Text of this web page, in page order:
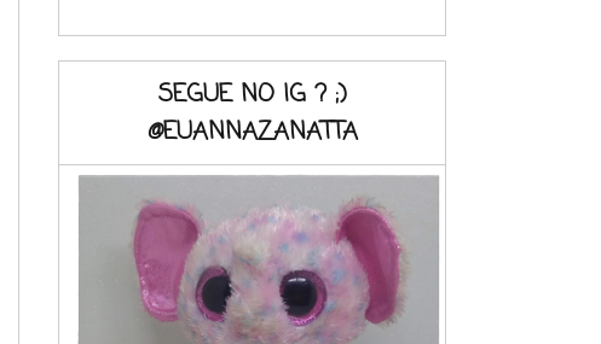
SEGUE NO IG ? ;)
@EUANNAZANATTA